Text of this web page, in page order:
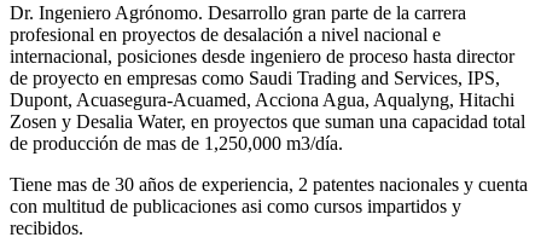
Dr. Ingeniero Agrónomo. Desarrollo gran parte de la carrera
profesional en proyectos de desalación a nivel nacional e
internacional, posiciones desde ingeniero de proceso hasta director
de proyecto en empresas como Saudi Trading and Services, IPS,
Dupont, Acuasegura-Acuamed, Acciona Agua, Aqualyng, Hitachi
Zosen y Desalia Water, en proyectos que suman una capacidad total
de producción de mas de 1,250,000 m3/día.
Tiene mas de 30 años de experiencia, 2 patentes nacionales y cuenta
con multitud de publicaciones asi como cursos impartidos y
recibidos.